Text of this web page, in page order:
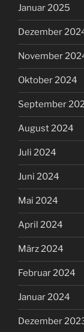
Januar 2025
Dezember
November
Oktober 2024
September
August 2024
Juli 2024
Juni 2024
Mai 2024
April 2024
März 2024
Februar 2024
Januar 2024
Dezember